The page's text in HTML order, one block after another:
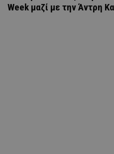
Week μαζί με την Άντρη